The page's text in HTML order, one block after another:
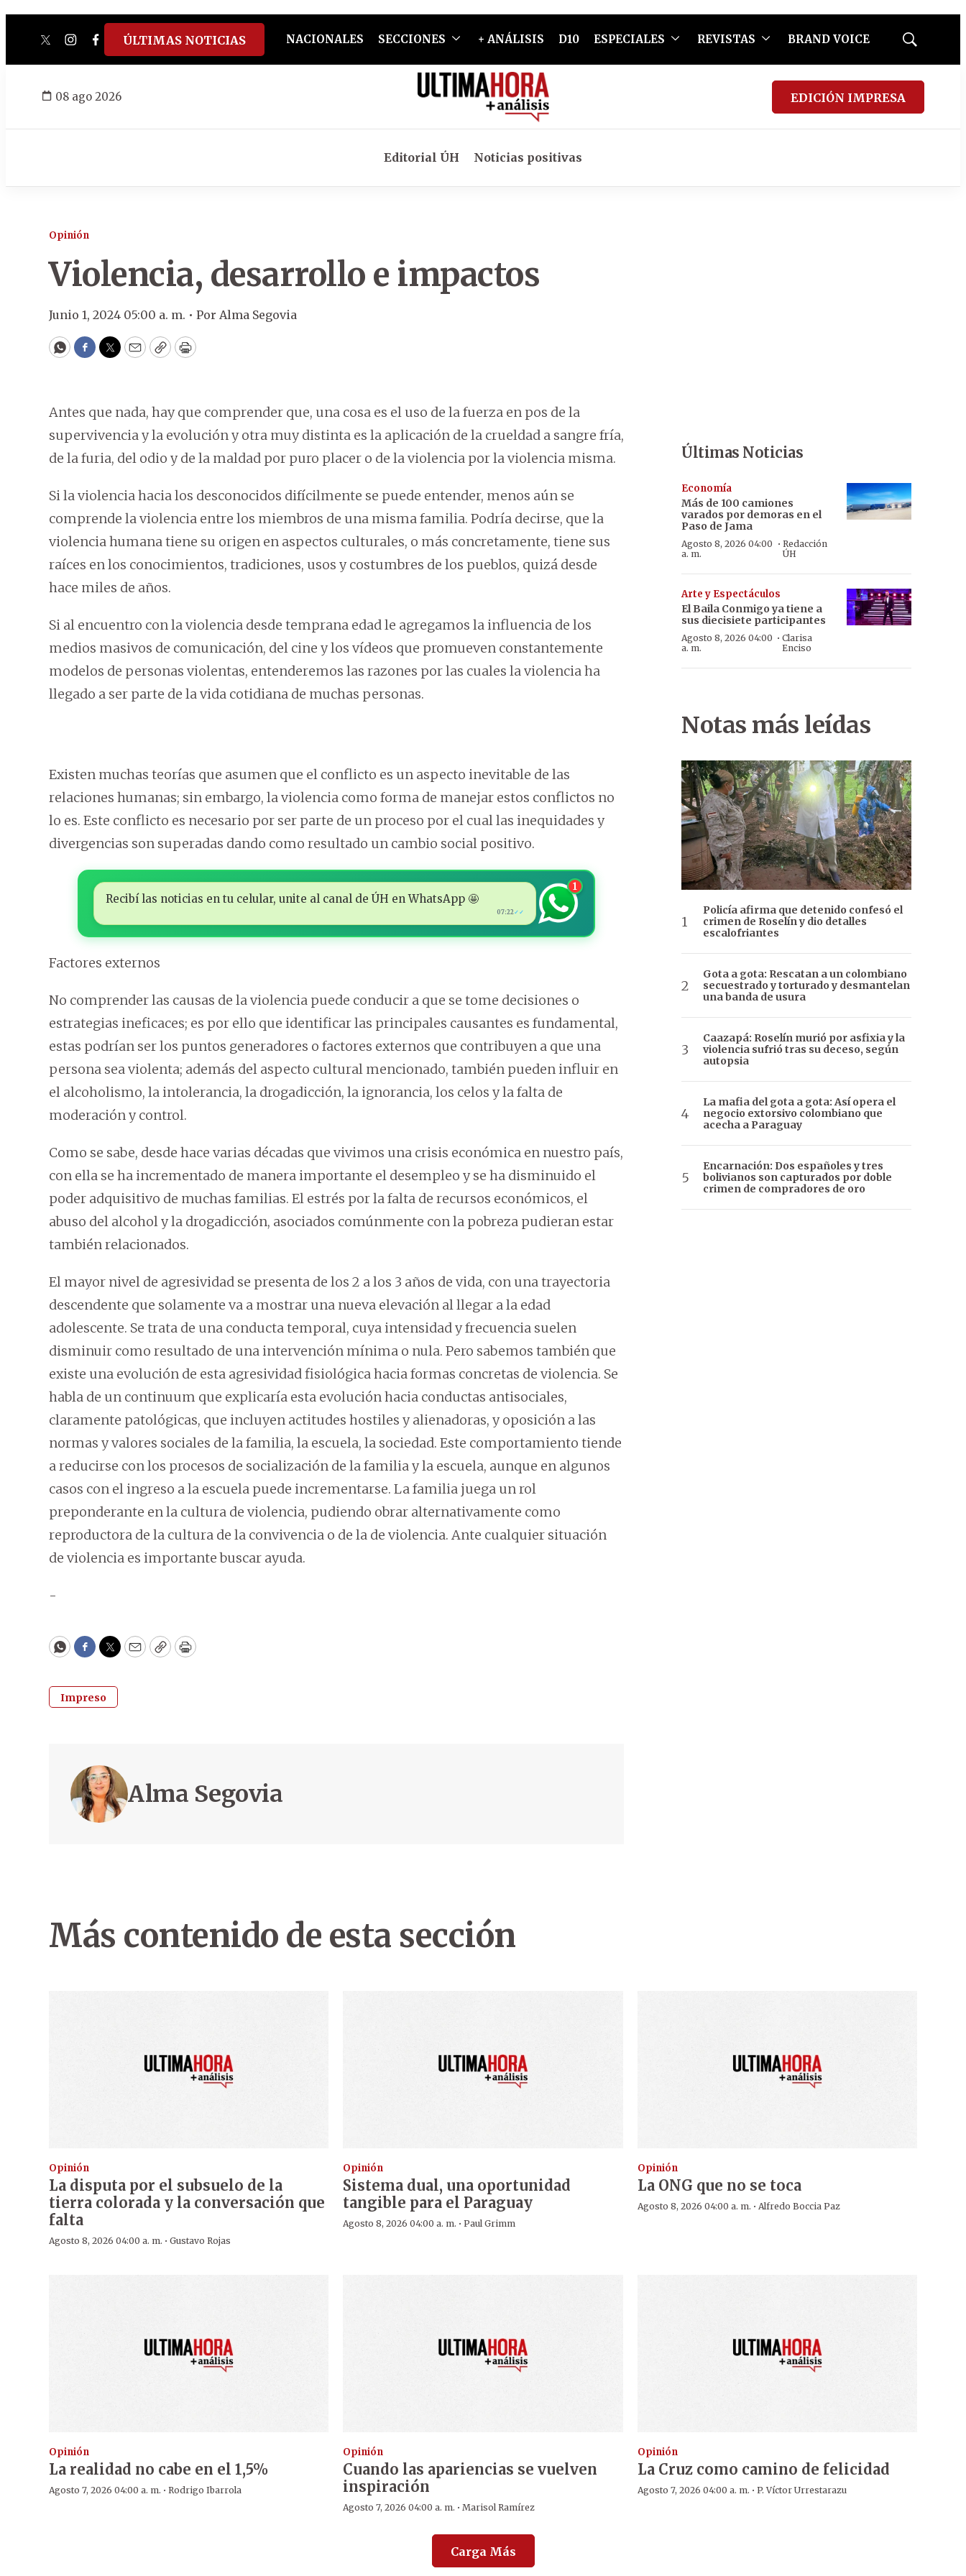
twitterinstagram
facebook
tiktokyoutube
spotify
ÚLTIMAS NOTICIAS NACIONALES SECCIONES + ANÁLISIS D10 ESPECIALES REVISTAS BRAND VOICE
Mostrar
08 ago 2026 EDICIÓN IMPRESA
Editorial ÚH Noticias positivas
Opinión
Violencia, desarrollo e impactos
Junio 1, 2024 05:00 a. m. • Por Alma Segovia
WhatsApp
Facebook
Twitter
EmailCopyPrint
Antes que nada, hay que comprender que, una cosa es el uso de la fuerza en pos de la
supervivencia y la evolución y otra muy distinta es la aplicación de la crueldad a sangre fría,
de la furia, del odio y de la maldad por puro placer o de la violencia por la violencia misma.
Si la violencia hacia los desconocidos difícilmente se puede entender, menos aún se
comprende la violencia entre los miembros de una misma familia. Podría decirse, que la
violencia humana tiene su origen en aspectos culturales, o más concretamente, tiene sus
raíces en los conocimientos, tradiciones, usos y costumbres de los pueblos, quizá desde
hace miles de años.
Si al encuentro con la violencia desde temprana edad le agregamos la influencia de los
medios masivos de comunicación, del cine y los vídeos que promueven constantemente
modelos de personas violentas, entenderemos las razones por las cuales la violencia ha
llegado a ser parte de la vida cotidiana de muchas personas.
Existen muchas teorías que asumen que el conflicto es un aspecto inevitable de las
relaciones humanas; sin embargo, la violencia como forma de manejar estos conflictos no
lo es. Este conflicto es necesario por ser parte de un proceso por el cual las inequidades y
divergencias son superadas dando como resultado un cambio social positivo.
Recibí las noticias en tu celular, unite al canal de ÚH en WhatsApp 🤩
07:22✓✓
1
Factores externos
No comprender las causas de la violencia puede conducir a que se tome decisiones o
estrategias ineficaces; es por ello que identificar las principales causantes es fundamental,
estas podrían ser los puntos generadores o factores externos que contribuyen a que una
persona sea violenta; además del aspecto cultural mencionado, también pueden influir en
el alcoholismo, la intolerancia, la drogadicción, la ignorancia, los celos y la falta de
moderación y control.
Como se sabe, desde hace varias décadas que vivimos una crisis económica en nuestro país,
con ella se ha incrementado de manera importante el desempleo y se ha disminuido el
poder adquisitivo de muchas familias. El estrés por la falta de recursos económicos, el
abuso del alcohol y la drogadicción, asociados comúnmente con la pobreza pudieran estar
también relacionados.
El mayor nivel de agresividad se presenta de los 2 a los 3 años de vida, con una trayectoria
descendente que solamente va a mostrar una nueva elevación al llegar a la edad
adolescente. Se trata de una conducta temporal, cuya intensidad y frecuencia suelen
disminuir como resultado de una intervención mínima o nula. Pero sabemos también que
existe una evolución de esta agresividad fisiológica hacia formas concretas de violencia. Se
habla de un continuum que explicaría esta evolución hacia conductas antisociales,
claramente patológicas, que incluyen actitudes hostiles y alienadoras, y oposición a las
normas y valores sociales de la familia, la escuela, la sociedad. Este comportamiento tiende
a reducirse con los procesos de socialización de la familia y la escuela, aunque en algunos
casos con el ingreso a la escuela puede incrementarse. La familia juega un rol
preponderante en la cultura de violencia, pudiendo obrar alternativamente como
reproductora de la cultura de la convivencia o de la de violencia. Ante cualquier situación
de violencia es importante buscar ayuda.
-
WhatsApp
Facebook
Twitter
EmailCopyPrint
Impreso
Alma Segovia
Últimas Noticias
Economía
Más de 100 camiones
varados por demoras en el
Paso de Jama
Agosto 8, 2026 04:00
a. m.
· Redacción
ÚH
Arte y Espectáculos
El Baila Conmigo ya tiene a
sus diecisiete participantes
Agosto 8, 2026 04:00
a. m.
· Clarisa
Enciso
Notas más leídas
Policía afirma que detenido confesó el
crimen de Roselín y dio detalles
escalofriantes
Gota a gota: Rescatan a un colombiano
secuestrado y torturado y desmantelan
una banda de usura
Caazapá: Roselín murió por asfixia y la
violencia sufrió tras su deceso, según
autopsia
La mafia del gota a gota: Así opera el
negocio extorsivo colombiano que
acecha a Paraguay
Encarnación: Dos españoles y tres
bolivianos son capturados por doble
crimen de compradores de oro
Más contenido de esta sección
Opinión
La disputa por el subsuelo de la
tierra colorada y la conversación que
falta
Agosto 8, 2026 04:00 a. m. · Gustavo Rojas
Opinión
Sistema dual, una oportunidad
tangible para el Paraguay
Agosto 8, 2026 04:00 a. m. ·Paul Grimm
Opinión
La ONG que no se toca
Agosto 8, 2026 04:00 a. m. · Alfredo Boccia Paz
Opinión
La realidad no cabe en el 1,5%
Agosto 7, 2026 04:00 a. m. · Rodrigo Ibarrola
Opinión
Cuando las apariencias se vuelven
inspiración
Agosto 7, 2026 04:00 a. m. ·Marisol Ramírez
Opinión
La Cruz como camino de felicidad
Agosto 7, 2026 04:00 a. m. · P. Víctor Urrestarazu
Carga Más